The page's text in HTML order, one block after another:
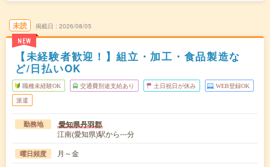
未読
NEW
掲載日 2026/08/05
【未経験者歓迎！】組立・加工・食品製造な
ど/日払いOK
職種未経験OK 交通費別途支給あり 土日祝日が休み WEB登録OK
派遣
勤務地 愛知県丹羽郡
江南(愛知県)駅から---分
曜日頻度 月～金